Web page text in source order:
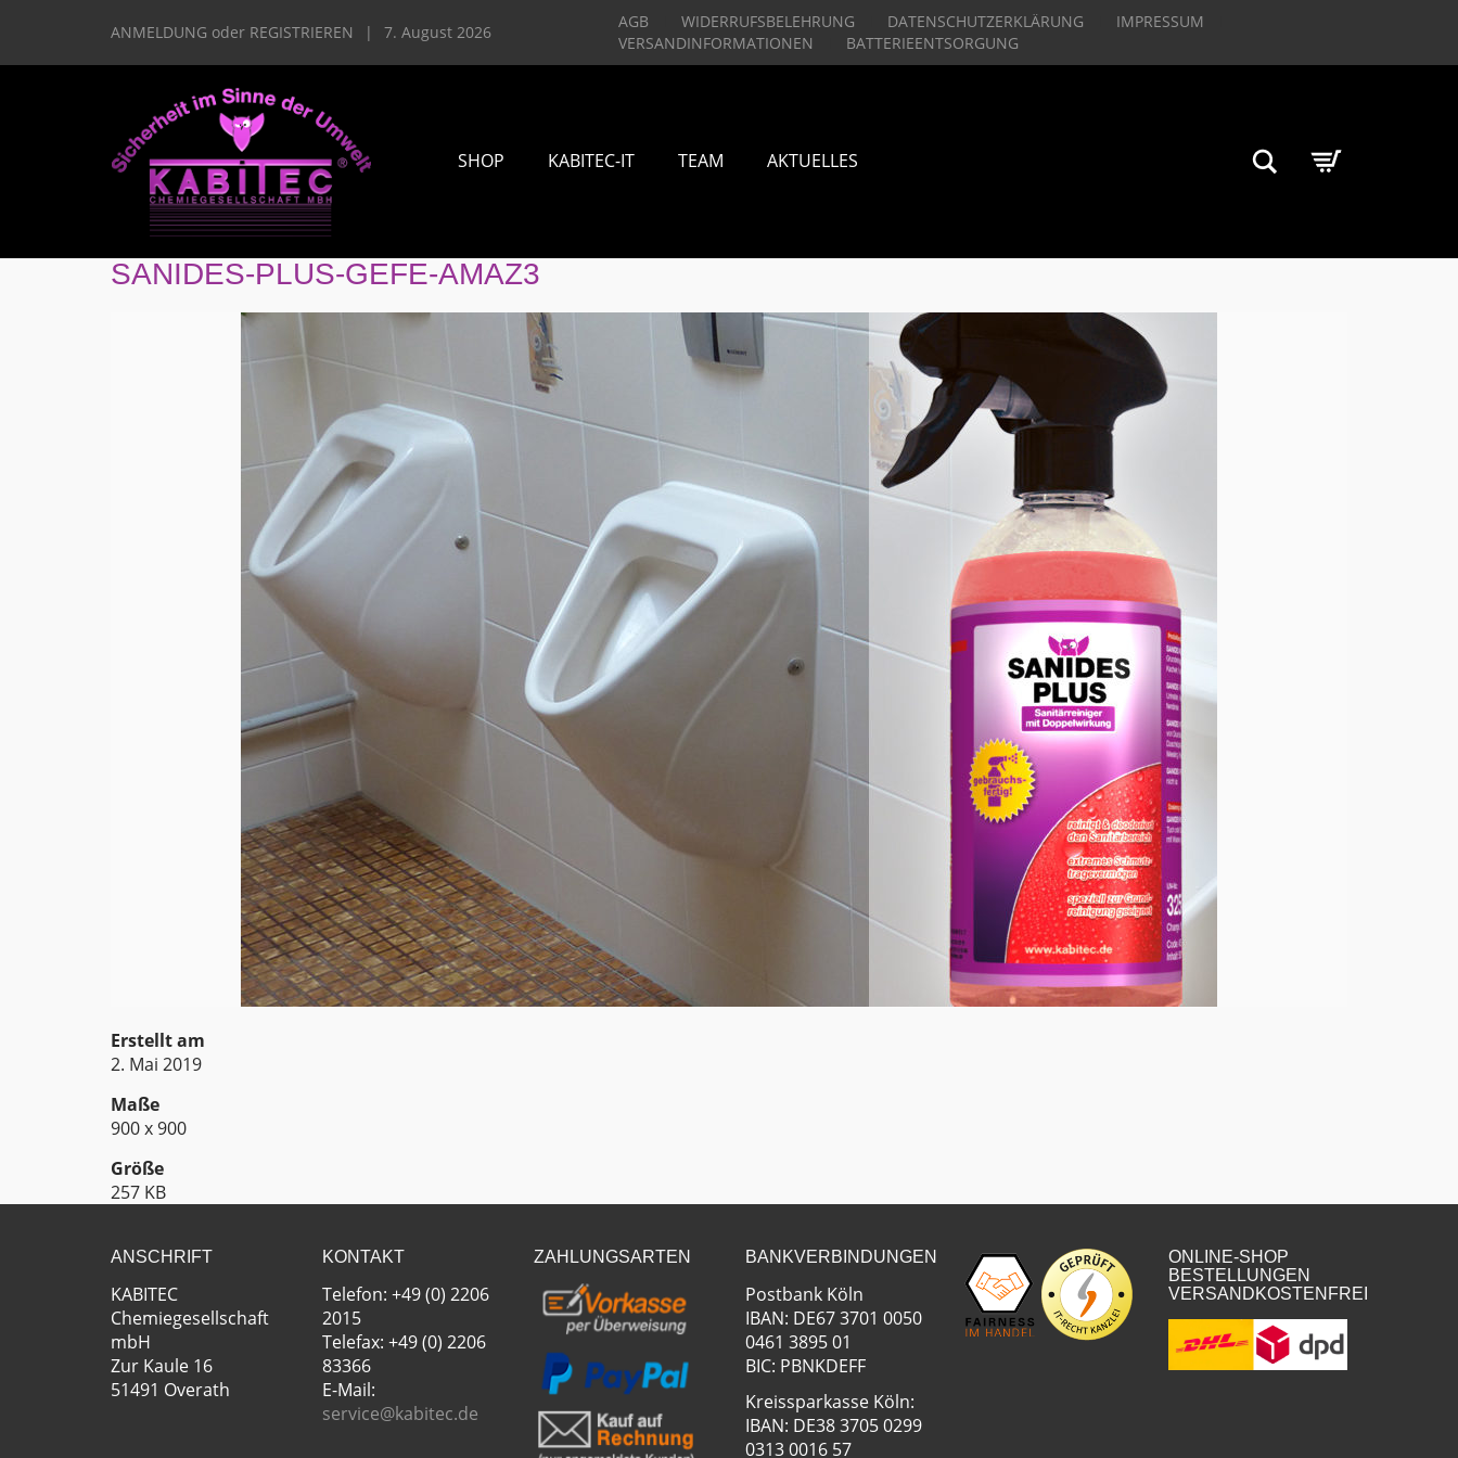
ANMELDUNG oder REGISTRIEREN | 7. August 2026
AGB WIDERRUFSBELEHRUNG DATENSCHUTZERKLÄRUNG
IMPRESSUM
VERSANDINFORMATIONEN
BATTERIEENTSORGUNG
SHOP KABITEC-IT TEAM AKTUELLES Suchen
SANIDES-PLUS-GEFE-AMAZ3
Erstellt am
2. Mai 2019
Maße
900 x 900
Größe
257 KB
ANSCHRIFT
KABITEC
Chemiegesellschaft
mbH
Zur Kaule 16
51491 Overath
KONTAKT
Telefon: +49 (0) 2206
2015
Telefax: +49 (0) 2206
83366
E-Mail:
service@kabitec.de
ZAHLUNGSARTEN BANKVERBINDUNGEN
Postbank Köln
IBAN: DE67 3701 0050
0461 3895 01
BIC: PBNKDEFF
Kreissparkasse Köln:
IBAN: DE38 3705 0299
0313 0016 57
ONLINE-SHOP
BESTELLUNGEN
VERSANDKOSTENFREI